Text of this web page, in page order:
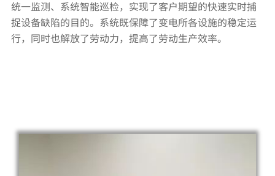
统一监测、系统智能巡检，实现了客户期望的快速实时捕
捉设备缺陷的目的。系统既保障了变电所各设施的稳定运
行，同时也解放了劳动力，提高了劳动生产效率。